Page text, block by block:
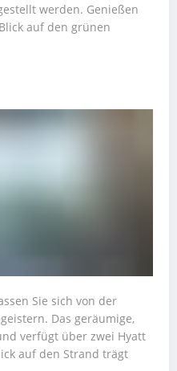
werden. Genießen
auf den grünen
Sie sich von der
Das geräumige,
verfügt über zwei Hyatt
auf den Strand trägt